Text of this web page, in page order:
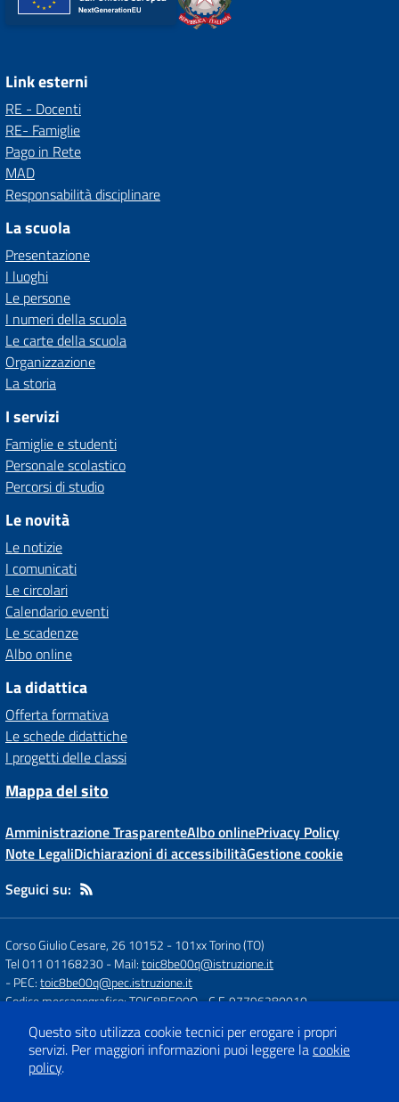
Link esterni
RE - Docenti
RE- Famiglie
Pago in Rete
MAD
Responsabilità disciplinare
La scuola
Presentazione
I luoghi
Le persone
I numeri della scuola
Le carte della scuola
Organizzazione
La storia
I servizi
Famiglie e studenti
Personale scolastico
Percorsi di studio
Le novità
Le notizie
I comunicati
Le circolari
Calendario eventi
Le scadenze
Albo online
La didattica
Offerta formativa
Le schede didattiche
I progetti delle classi
Mappa del sito
Amministrazione TrasparenteAlbo onlinePrivacy Policy
Note LegaliDichiarazioni di accessibilitàGestione cookie
Seguici su:
Corso Giulio Cesare, 26 10152 -101xx Torino (TO)
Tel 011 01168230- Mail:toic8be00q@istruzione.it
- PEC:toic8be00q@pec.istruzione.it
Codice meccanografico: TOIC8BE00Q- C.F. 97796280010
Concept & Design by
Designers Italia
Questo sito utilizza cookie tecnici per erogare i propri
servizi. Per maggiori informazioni puoi leggere lacookie
policy.